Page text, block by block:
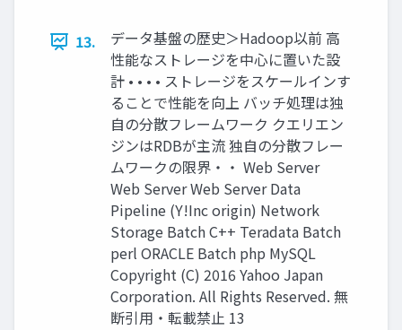
13.
データ基盤の歴史＞Hadoop以前 高
性能なストレージを中心に置いた設
計 • • • • ストレージをスケールインす
ることで性能を向上 バッチ処理は独
自の分散フレームワーク クエリエン
ジンはRDBが主流 独自の分散フレー
ムワークの限界・・ Web Server
Web Server Web Server Data
Pipeline (Y!Inc origin) Network
Storage Batch C++ Teradata Batch
perl ORACLE Batch php MySQL
Copyright (C) 2016 Yahoo Japan
Corporation. All Rights Reserved. 無
断引用・転載禁止 13